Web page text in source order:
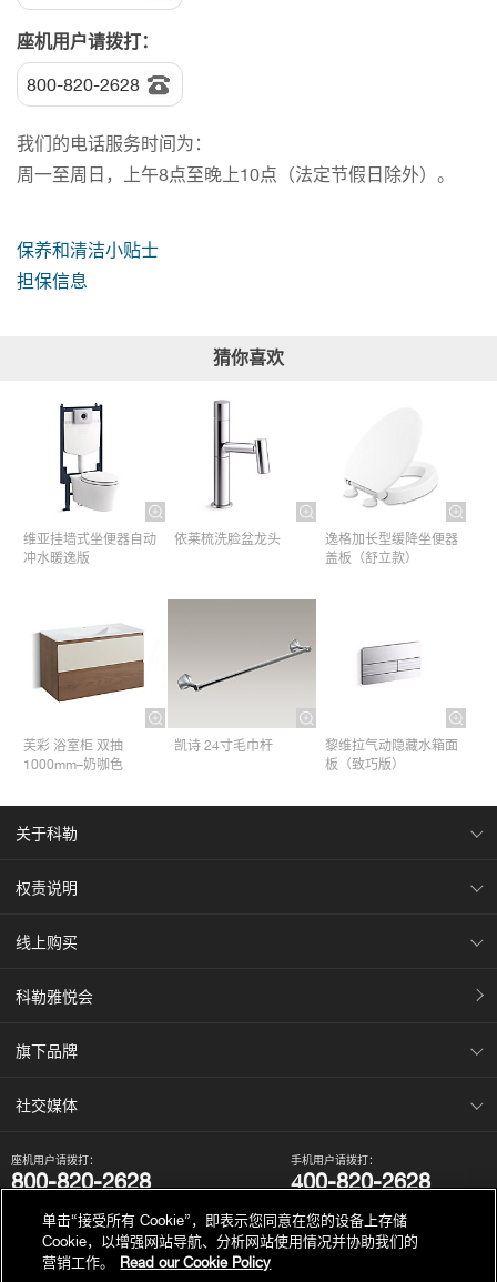
座机用户请拨打：
800-820-2628
我们的电话服务时间为：
周一至周日，上午8点至晚上10点（法定节假日除外）。
保养和清洁小贴士
担保信息
猜你喜欢
维亚挂墙式坐便器自动
冲水暖逸版
依莱梳洗脸盆龙头
逸格加长型缓降坐便器
盖板（舒立款）
芙彩 浴室柜 双抽
1000mm–奶咖色
凯诗 24寸毛巾杆​
黎维拉气动隐藏水箱面
板（致巧版）
关于科勒
权责说明
线上购买
科勒雅悦会
旗下品牌
社交媒体
座机用户请拨打：
800-820-2628
手机用户请拨打：
400-820-2628
我们的电话服务时间为：
周一至周日，上午8点至晚上10点（法定节假日除外）。
单击“接受所有 Cookie”，即表示您同意在您的设备上存储
Cookie，以增强网站导航、分析网站使用情况并协助我们的
营销工作。
Read our Cookie Policy